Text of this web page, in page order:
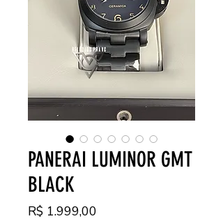
PANERAI LUMINOR GMT
BLACK
R$ 1.999,00